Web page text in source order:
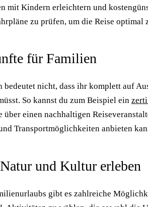
mit Kindern erleichtern und
zu prüfen, um die Reise optimal
für Familien
nicht, dass ihr komplett auf
So kannst du zum Beispiel ein
über einen nachhaltigen
Transportmöglichkeiten anbieten
und Kultur erleben
gibt es zahlreiche